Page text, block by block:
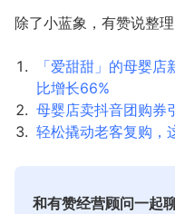
除了小蓝象，有赞说整
「爱甜甜」的母婴
比增长66%
母婴店卖抖音团购券
轻松撬动老客复购，
和有赞经营顾问一起